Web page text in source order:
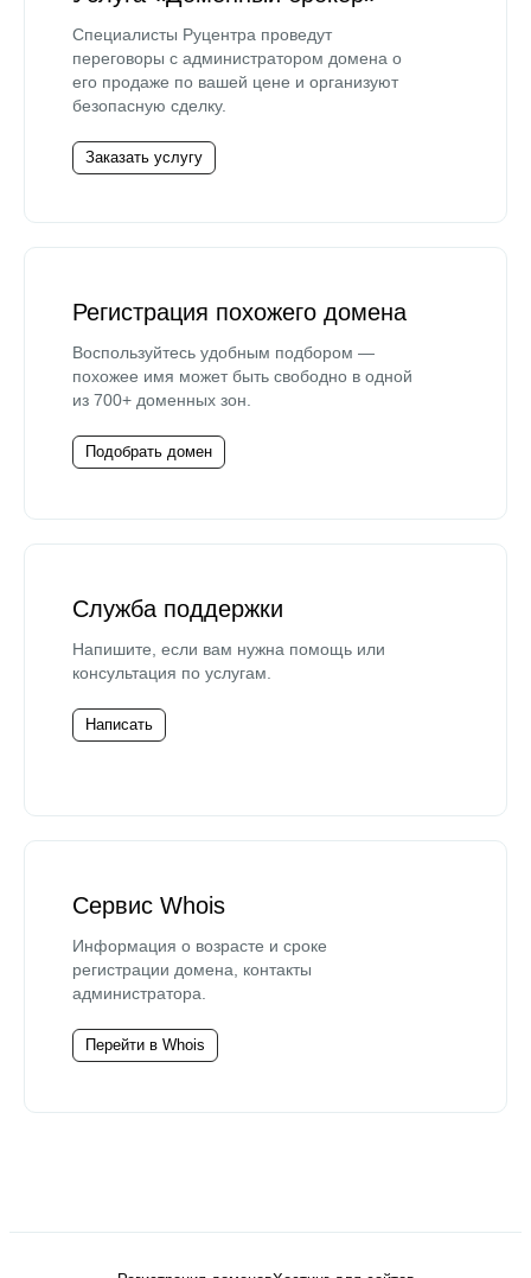
Специалисты Руцентра проведут
переговоры с администратором домена о
его продаже по вашей цене и организуют
безопасную сделку.
Заказать услугу
Регистрация похожего домена
Воспользуйтесь удобным подбором —
похожее имя может быть свободно в одной
из 700+ доменных зон.
Подобрать домен
Служба поддержки
Напишите, если вам нужна помощь или
консультация по услугам.
Написать
Сервис Whois
Информация о возрасте и сроке
регистрации домена, контакты
администратора.
Перейти в Whois